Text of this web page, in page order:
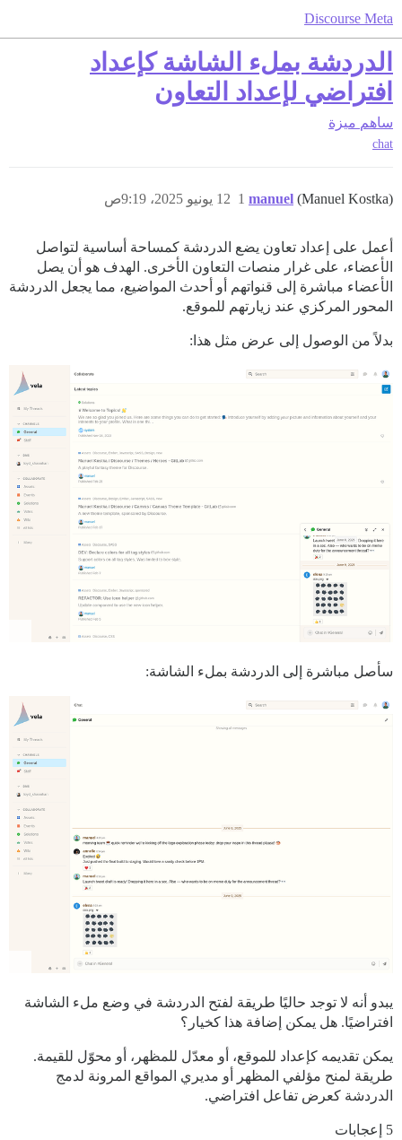
Discourse Meta
الدردشة بملء الشاشة كإعداد
افتراضي لإعداد التعاون
ساهم ميزة
chat
manuel (Manuel Kostka) 12 يونيو 2025، 9:19ص 1
أعمل على إعداد تعاون يضع الدردشة كمساحة أساسية لتواصل
الأعضاء، على غرار منصات التعاون الأخرى. الهدف هو أن يصل
الأعضاء مباشرة إلى قنواتهم أو أحدث المواضيع، مما يجعل الدردشة
المحور المركزي عند زيارتهم للموقع.
بدلاً من الوصول إلى عرض مثل هذا:
سأصل مباشرة إلى الدردشة بملء الشاشة:
يبدو أنه لا توجد حاليًا طريقة لفتح الدردشة في وضع ملء الشاشة
افتراضيًا. هل يمكن إضافة هذا كخيار؟
يمكن تقديمه كإعداد للموقع، أو معدّل للمظهر، أو محوّل للقيمة.
طريقة لمنح مؤلفي المظهر أو مديري المواقع المرونة لدمج
الدردشة كعرض تفاعل افتراضي.
5 إعجابات